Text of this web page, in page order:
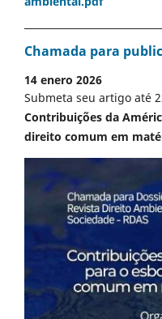
Chamada para
14 enero 2026
Submeta seu artigo até
Contribuições da
direito comum em